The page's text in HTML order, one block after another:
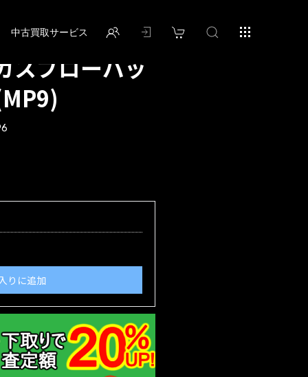
中古買取サービス
スブローバッ
りに追加